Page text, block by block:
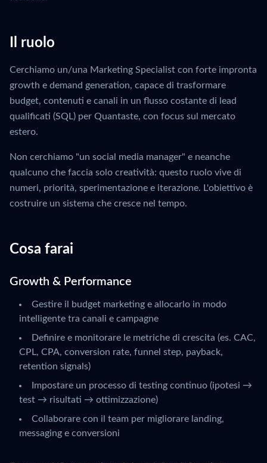
Il ruolo
Cerchiamo un/una Marketing Specialist con forte impronta
growth e demand generation, capace di trasformare
budget, contenuti e canali in un flusso costante di lead
qualificati (SQL) per Quantaste, con focus sul mercato
estero.
Non cerchiamo "un social media manager" e neanche
qualcuno che faccia solo creatività: questo ruolo vive di
numeri, priorità, sperimentazione e iterazione. L'obiettivo è
costruire un sistema che cresce nel tempo.
Cosa farai
Growth & Performance
Gestire il budget marketing e allocarlo in modo
intelligente tra canali e campagne
Definire e monitorare le metriche di crescita (es. CAC,
CPL, CPA, conversion rate, funnel step, payback,
retention signals)
Impostare un processo di testing continuo (ipotesi →
test → risultati → ottimizzazione)
Collaborare con il team per migliorare landing,
messaging e conversioni